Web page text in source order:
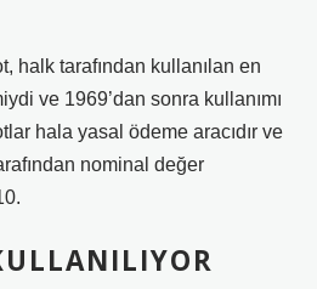
halk tarafından kullanılan en
ve 1969’dan sonra kullanımı
hala yasal ödeme aracıdır ve
nominal değer